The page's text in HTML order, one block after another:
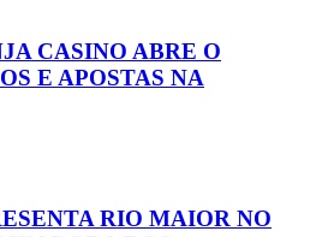
CASINO ABRE O
E APOSTAS NA
RIO MAIOR NO